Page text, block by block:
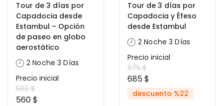
Tour de 3 días por
Capadocia desde
Estambul – Opción
de paseo en globo
aerostático
2 Noche 3 Días
Precio inicial
580 $
560 $
Tour de 3 días por
Capadocia y Éfeso
desde Estambul
2 Noche 3 Días
Precio inicial
875 $
685 $
descuento %22